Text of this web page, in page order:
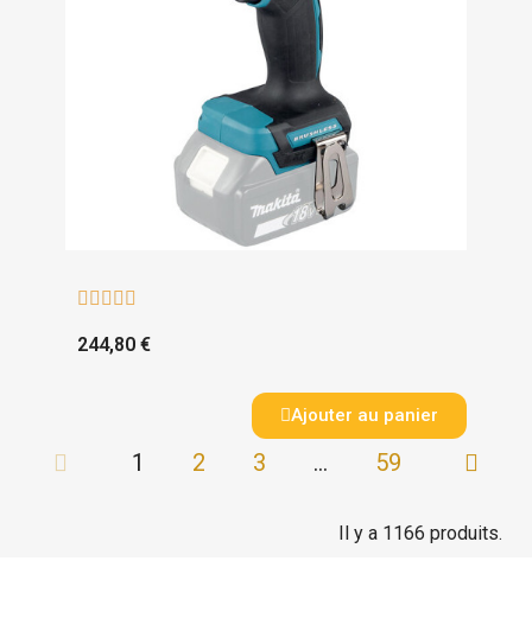
    
244,80 €
Ajouter au panier
1 2 3 … 59
Il y a 1166 produits.